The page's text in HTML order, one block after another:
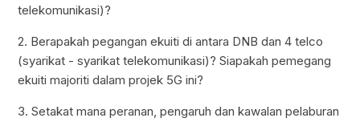
telekomunikasi)?
2. Berapakah pegangan ekuiti di antara DNB dan 4 telco
(syarikat - syarikat telekomunikasi)? Siapakah pemegang
ekuiti majoriti dalam projek 5G ini?
3. Setakat mana peranan, pengaruh dan kawalan pelaburan